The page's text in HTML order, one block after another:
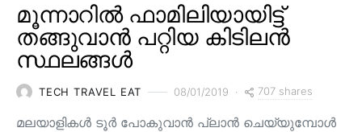
മൂന്നാറിൽ ഫാമിലിയായിട്ട്
തങ്ങുവാൻ പറ്റിയ കിടിലൻ
സ്ഥലങ്ങൾ
TECH TRAVEL EAT 08/01/2019 707 shares
മലയാളികൾ ടൂർ പോകുവാൻ പ്ലാൻ ചെയ്യുമ്പോൾ